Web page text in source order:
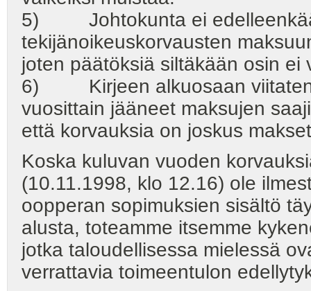
5) Johtokunta ei
tekijänoikeuskorvausten
joten päätöksiä siltäkään osin ei
6) Kirjeen alkuosaan viitaten
vuosittain jääneet maksujen
että korvauksia on joskus
Koska kuluvan vuoden
(10.11.1998, klo 12.16) ole
oopperan sopimuksien sisältö
alusta, toteamme itsemme
jotka taloudellisessa mielessä
verrattavia toimeentulon